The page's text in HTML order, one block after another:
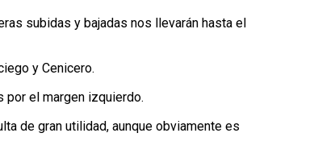
subidas y bajadas nos llevarán hasta el
y Cenicero.
por el margen izquierdo.
de gran utilidad, aunque obviamente es